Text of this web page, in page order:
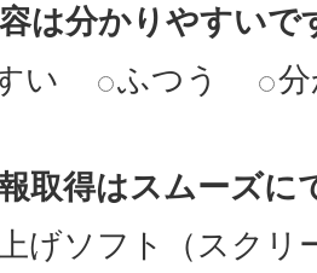
は分かりやすいで
い
ふつう
取得はスムーズに
上げソフト（スク